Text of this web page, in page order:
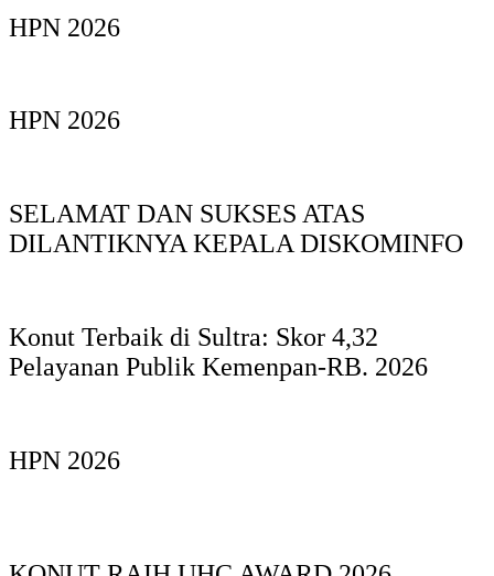
HPN 2026
HPN 2026
SELAMAT DAN SUKSES ATAS
DILANTIKNYA KEPALA DISKOMINFO
Konut Terbaik di Sultra: Skor 4,32
Pelayanan Publik Kemenpan-RB. 2026
HPN 2026